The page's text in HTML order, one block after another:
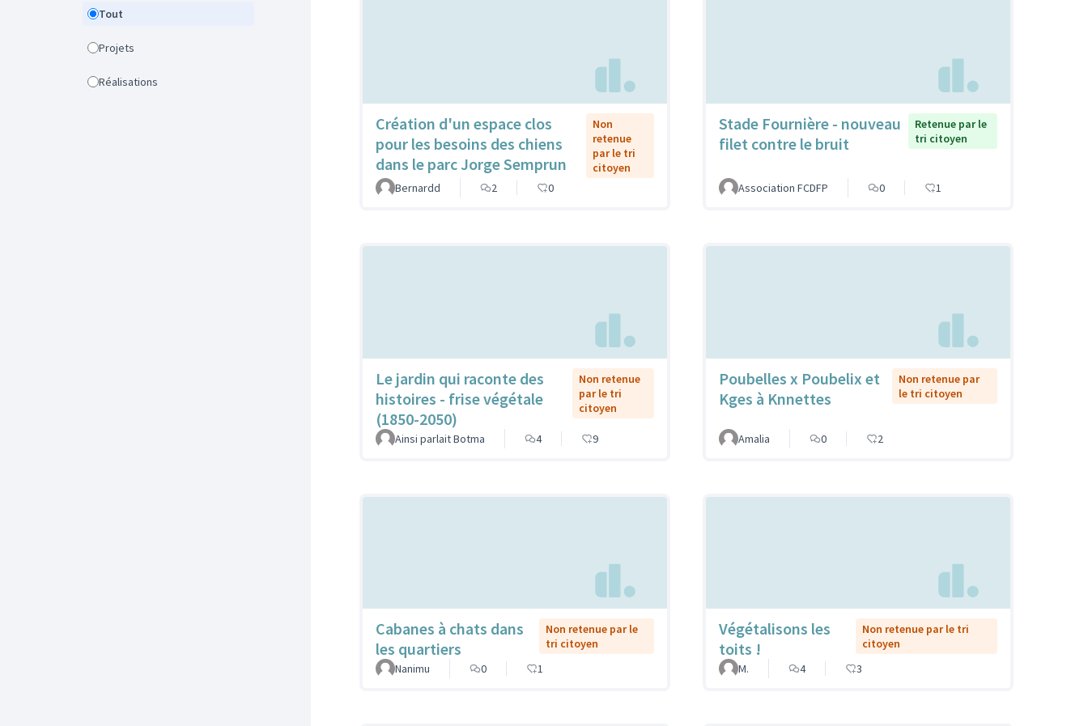
Tout
Projets
Réalisations
Création d'un espace clos
pour les besoins des chiens
dans le parc Jorge Semprun
Non
retenue
par le tri
citoyen
Bernardd
2 0
Stade Fournière - nouveau
filet contre le bruit
Retenue par le
tri citoyen
Association FCDFP 0 1
Le jardin qui raconte des
histoires - frise végétale
(1850-2050)
Non retenue
par le tri
citoyen
Ainsi parlait Botma 4 9
Poubelles x Poubelix et
Kges à Knnettes
Non retenue par
le tri citoyen
Amalia 0 2
Cabanes à chats dans
les quartiers
Non retenue par le
tri citoyen
Nanimu
0 1
Végétalisons les
toits !
Non retenue par le tri
citoyen
M.
4 3